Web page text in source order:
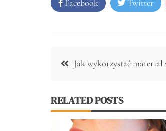
Facebook Twitter
Nawigacja
Jak wykorzystać materiał
RELATED POSTS